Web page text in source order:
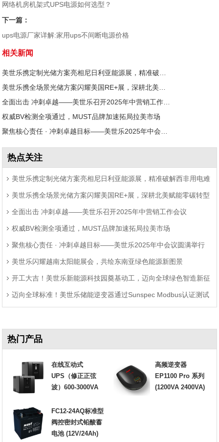
网络机房机架式UPS电源如何选型？
下一篇：
ups电源厂家详解:家用ups不间断电源价格
相关新闻
美世乐携定制光储方案亮相尼日利亚能源展，精准破解西非用电难题
美世乐携全场景光储方案闪耀美国RE+展，深耕北美赋能零碳转型
全面出击 冲刺卓越——美世乐召开2025年中营销工作会议
权威BV检测全项通过，MUST品牌加速拓局拉美市场
聚焦核心责任 · 冲刺卓越目标——美世乐2025年中会议圆满举行
热点关注
美世乐携定制光储方案亮相尼日利亚能源展，精准破解西非用电难
题 美世乐携全场景光储方案闪耀美国RE+展，深耕北美赋能零碳转型
全面出击 冲刺卓越——美世乐召开2025年中营销工作会议
权威BV检测全项通过，MUST品牌加速拓局拉美市场
聚焦核心责任 · 冲刺卓越目标——美世乐2025年中会议圆满举行
美世乐闪耀越南太阳能展会，共绘东南亚绿色能源新图景
开工大吉！美世乐新能源科技园奠基动工，迈向全球绿色智造新征
程 迈向全球标准！美世乐储能逆变器通过Sunspec Modbus认证测试
热门产品
在线互动式
UPS（修正正弦
波）600-3000VA
高频逆变器
EP1100 Pro 系列
(1200VA 2400VA)
FC12-24AQ标准型
阀控密封式铅酸蓄
电池 (12V/24Ah)